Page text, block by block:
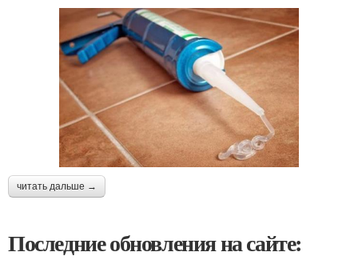
читать дальше →
Последние обновления на сайте: